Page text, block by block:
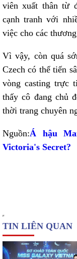
viên xuất thân từ
cạnh tranh với
việc cho các
Vì vậy, còn quá
Czech có thể tiến
vòng casting trực
thấy cô đang chủ
thời trang chuyên
Nguồn:Á hậu
Victoria's Secret?
TIN LIÊN QUAN